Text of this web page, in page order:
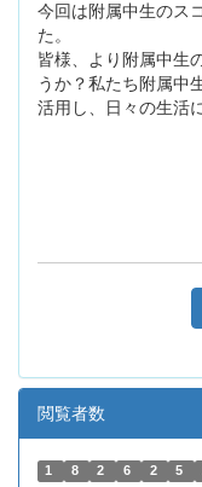
今回は附属中生のス
た。
皆様、より附属中生
うか？私たち附属中
活用し、日々の生活
閲覧者数
1 8 2 6 2 5